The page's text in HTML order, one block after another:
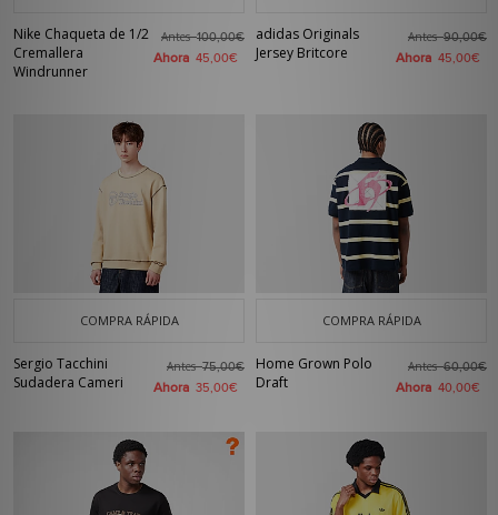
Nike Chaqueta de 1/2
Cremallera
Windrunner
Antes100,00€
Ahora 45,00€
adidas Originals
Jersey Britcore
Antes90,00€
Ahora 45,00€
COMPRA RÁPIDA
Sergio Tacchini
Sudadera Cameri
Antes75,00€
Ahora 35,00€
COMPRA RÁPIDA
Home Grown Polo
Draft
Antes60,00€
Ahora 40,00€